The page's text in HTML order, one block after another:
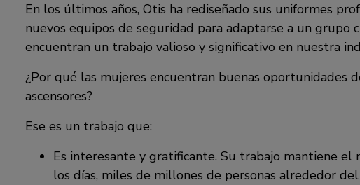
En los últimos años, Otis ha rediseñado sus uniformes
nuevos equipos de seguridad para adaptarse a un grupo
encuentran un trabajo valioso y significativo en nuestra
¿Por qué las mujeres encuentran buenas oportunidades
ascensores?
Ese es un trabajo que:
Es interesante y gratificante. Su trabajo mantiene el
los días, miles de millones de personas alrededor